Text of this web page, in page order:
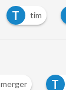
T tim
merger T